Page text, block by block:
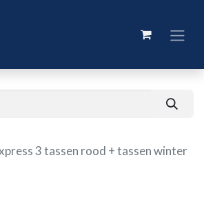
3 tassen rood + tassen winter